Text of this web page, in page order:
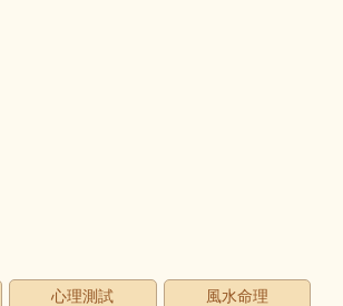
心理測試 風水命理